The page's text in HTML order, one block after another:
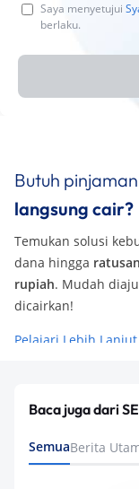
Saya menyetujui
berlaku.
Butuh
langsung cair?
Temukan solusi
dana hingga
rupiah. Mudah
dicairkan!
Pelajari Lebih Lanjut
Baca juga dari
SemuaBerita